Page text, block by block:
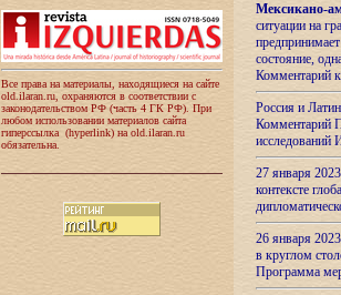
Все права на материалы, находящиеся на сайте
old.ilaran.ru, охраняются в соответствии с
законодательством РФ (часть 4 ГК РФ). При
любом использовании материалов сайта
гиперссылка (hyperlink) на old.ilaran.ru
обязательна.
Мексикано-
ситуации на
состояние,
Комментарий
Россия и
Комментарий
27 января
контексте
26 января
в круглом
Программа